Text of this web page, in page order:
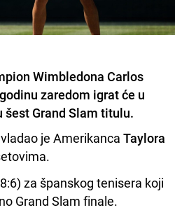
Wimbledona Carlos
zaredom igrat će u
Grand Slam titulu.
je Amerikanca Taylora
za španskog tenisera koji
Grand Slam finale.